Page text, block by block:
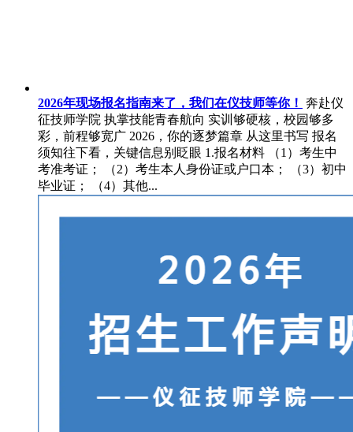
2026年现场报名指南来了，我们在仪技师等你！ 奔赴仪
征技师学院 执掌技能青春航向 实训够硬核，校园够多
彩，前程够宽广 2026，你的逐梦篇章 从这里书写 报名
须知往下看，关键信息别眨眼 1.报名材料 （1）考生中
考准考证； （2）考生本人身份证或户口本； （3）初中
毕业证； （4）其他...